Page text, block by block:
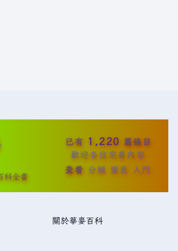
科全書
已有 1,220 篇條目
歡迎各位完善內容
查看 分類 變更 入門
關於華麥百科